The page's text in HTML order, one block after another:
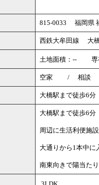
815-0033 福岡県
西鉄大牟田線
土地面積：-- 専
空家 / 相
大橋駅まで徒歩6分
大橋駅まで徒歩6分
周辺に生活利便施
大通りから1本中
南東向きで陽当た